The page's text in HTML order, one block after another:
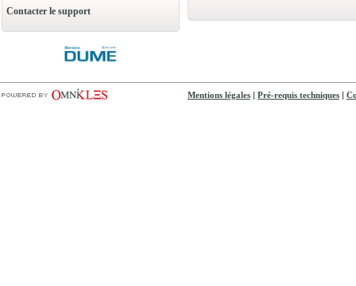
Contacter le support
Mentions légales Pré-requis techniques